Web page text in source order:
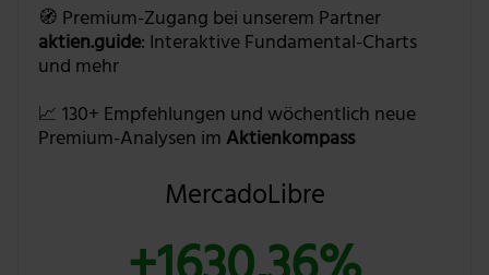
🧭 Premium-Zugang bei unserem Partner
aktien.guide: Interaktive Fundamental-Charts
und mehr
📈 130+ Empfehlungen und wöchentlich neue
Premium-Analysen im Aktienkompass
MercadoLibre